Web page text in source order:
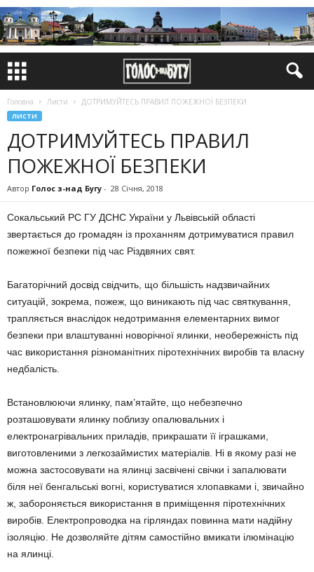
Головна Листи ДОТРИМУЙТЕСЬ ПРАВИЛ ПОЖЕЖНОЇ БЕЗПЕКИ
ЛИСТИ
ДОТРИМУЙТЕСЬ ПРАВИЛ
ПОЖЕЖНОЇ БЕЗПЕКИ
Автор Голос з-над Бугу - 28 Січня, 2018
Сокальський РС ГУ ДСНС України у Львівській області
звертається до громадян із проханням дотримуватися правил
пожежної безпеки під час Різдвяних свят.
Багаторічний досвід свідчить, що більшість надзвичайних
ситуацій, зокрема, пожеж, що виникають під час святкування,
трапляється внаслідок недотримання елементарних вимог
безпеки при влаштуванні новорічної ялинки, необережність під
час використання різноманітних піротехнічних виробів та власну
недбалість.
Встановлюючи ялинку, пам’ятайте, що небезпечно
розташовувати ялинку поблизу опалювальних і
електронагрівальних приладів, прикрашати її іграшками,
виготовленими з легкозаймистих матеріалів. Ні в якому разі не
можна застосовувати на ялинці засвічені свічки і запалювати
біля неї бенгальські вогні, користуватися хлопавками і, звичайно
ж, забороняється використання в приміщення піротехнічних
виробів. Електропроводка на гірляндах повинна мати надійну
ізоляцію. Не дозволяйте дітям самостійно вмикати ілюмінацію
на ялинці.